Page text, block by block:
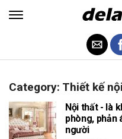
Category: Thiết kế
Nội thất - là
phòng, phản
người